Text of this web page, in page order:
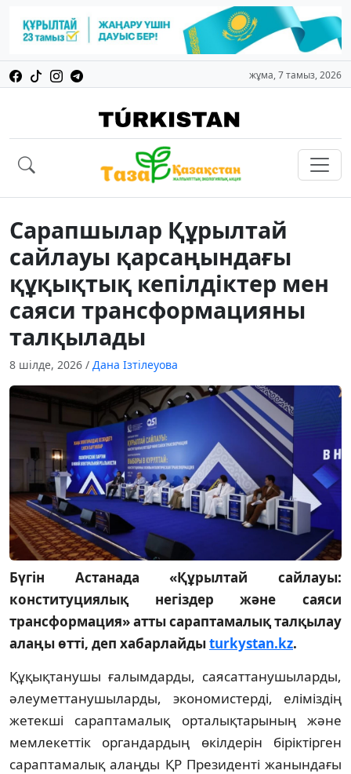
жұма, 7 тамыз, 2026
Сарапшылар Құрылтай
сайлауы қарсаңындағы
құқықтық кепілдіктер мен
саяси трансформацияны
талқылады
8 шілде, 2026 / Дана Ізтілеуова
Бүгін Астанада «Құрылтай сайлауы:
конституциялық негіздер және саяси
трансформация» атты сараптамалық талқылау
алаңы өтті, деп хабарлайдыturkystan.kz.
Құқықтанушы ғалымдарды, саясаттанушыларды,
әлеуметтанушыларды, экономистерді, еліміздің
жетекші сараптамалық орталықтарының және
мемлекеттік органдардың өкілдерін біріктірген
сараптамалық алаңды ҚР Президенті жанындағы